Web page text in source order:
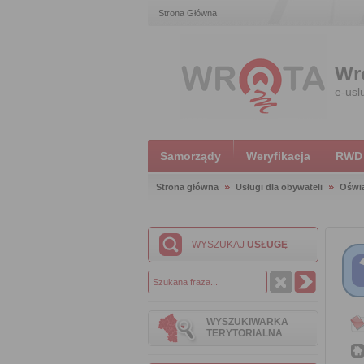
Strona Główna
e-
Samorządy Weryfikacja RWD
Strona główna Usługi dla obywateli
WYSZUKAJ USŁUGĘ
WYSZUKIWARKA
TERYTORIALNA